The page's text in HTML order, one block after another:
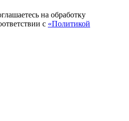
на обработку
с «Политикой